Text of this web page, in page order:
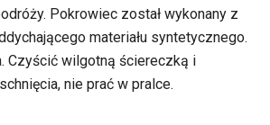
Pokrowiec został wykonany z
materiału syntetycznego.
Czyścić wilgotną ściereczką i
nie prać w pralce.